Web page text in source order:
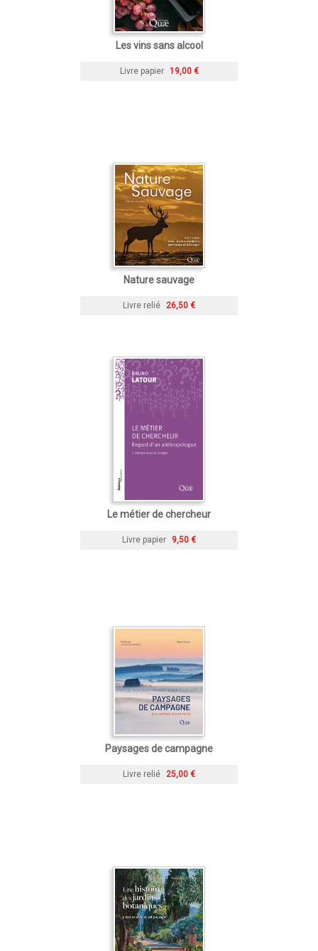
Les vins sans alcool
Livre papier 19,00 €
Nature sauvage
Livre relié 26,50 €
Le métier de chercheur
Livre papier 9,50 €
Paysages de campagne
Livre relié 25,00 €